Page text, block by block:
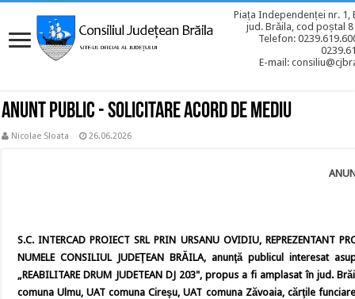
Piața Independenței nr. 1,
jud. Brăila, cod poștal
Telefon:
E-mail:
Anunt Public - Solicitare acord de mediu
Nicolae Sloata 26.06.2026
S.C. INTERCAD PROIECT SRL PRIN URSANU OVIDIU, REPREZENTANT
NUMELE CONSILIUL JUDEŢEAN BRĂILA, anunţă publicul
„REABILITARE DRUM JUDETEAN DJ 203", propus a fi amplasat în jud.
comuna Ulmu, UAT comuna Cireşu, UAT comuna Zăvoaia, cărţile